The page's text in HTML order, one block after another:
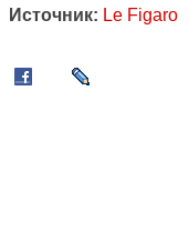
Источник: Le Figaro